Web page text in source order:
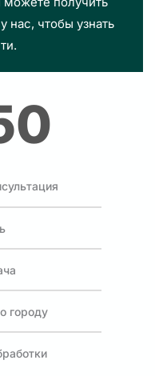
нас, чтобы узнать
городу